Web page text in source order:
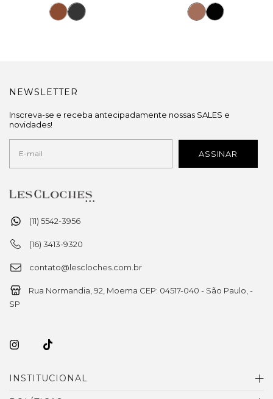
(11) 5542-3956
(16) 3413-9320
contato@lescloches.com.br
Rua Normandia, 92, Moema CEP: 04517-040 - São Paulo, -
SP
INSTITUCIONAL
NEWSLETTER
Inscreva-se e receba antecipadamente nossas SALES e
novidades!